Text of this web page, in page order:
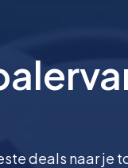
deals naar je